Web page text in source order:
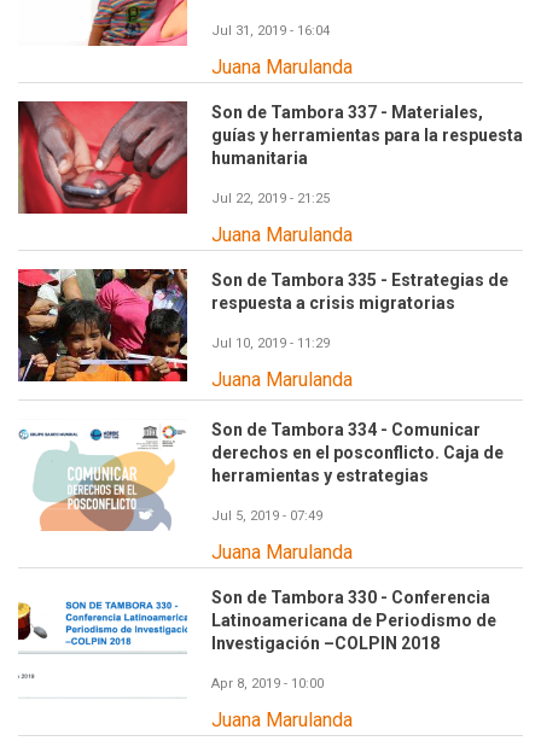
Jul 31, 2019 - 16:04
Juana Marulanda
Son de Tambora 337 - Materiales,
guías y herramientas para la respuesta
humanitaria
Jul 22, 2019 - 21:25
Juana Marulanda
Son de Tambora 335 - Estrategias de
respuesta a crisis migratorias
Jul 10, 2019 - 11:29
Juana Marulanda
Son de Tambora 334 - Comunicar
derechos en el posconflicto. Caja de
herramientas y estrategias
Jul 5, 2019 - 07:49
Juana Marulanda
Son de Tambora 330 - Conferencia
Latinoamericana de Periodismo de
Investigación –COLPIN 2018
Apr 8, 2019 - 10:00
Juana Marulanda